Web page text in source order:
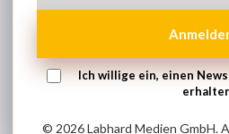
Ich willige ein, einen
© 2026 Labhard Medien GmbH.